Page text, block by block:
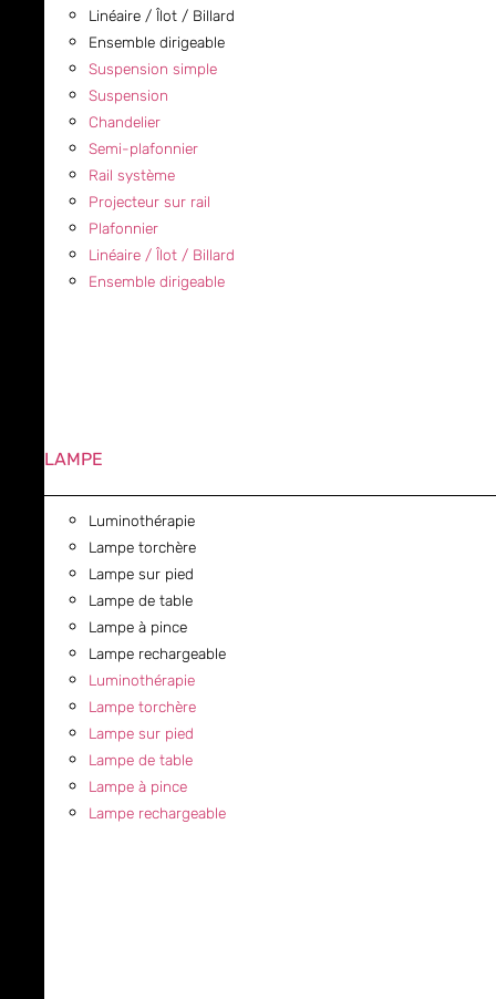
Linéaire / Îlot / Billard
Ensemble dirigeable
Suspension simple
Suspension
Chandelier
Semi-plafonnier
Rail système
Projecteur sur rail
Plafonnier
Linéaire / Îlot / Billard
Ensemble dirigeable
LAMPE
Luminothérapie
Lampe torchère
Lampe sur pied
Lampe de table
Lampe à pince
Lampe rechargeable
Luminothérapie
Lampe torchère
Lampe sur pied
Lampe de table
Lampe à pince
Lampe rechargeable